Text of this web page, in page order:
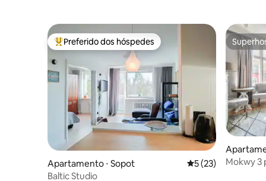
Entre os melhores preferidos dos hóspedes
Preferido dos hóspedes
Apartamento ⋅ Sopot 5 de uma
5 (23)
Baltic Studio
Mokwy 3